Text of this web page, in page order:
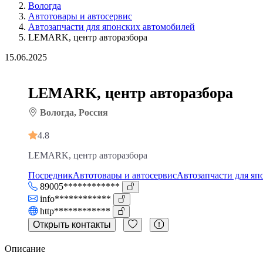
Вологда
Автотовары и автосервис
Автозапчасти для японских автомобилей
LEMARK, центр авторазбора
15.06.2025
LEMARK, центр авторазбора
Вологда, Россия
4.8
LEMARK, центр авторазбора
ПосредникАвтотовары и автосервисАвтозапчасти для
89005************
info************
http************
Открыть контакты
Описание